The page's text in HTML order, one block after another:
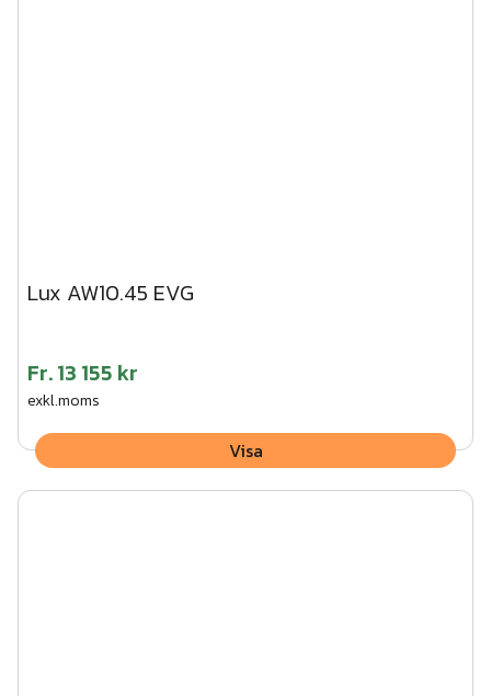
Lux AW10.45 EVG
Fr.13 155 kr
exkl.moms
Visa